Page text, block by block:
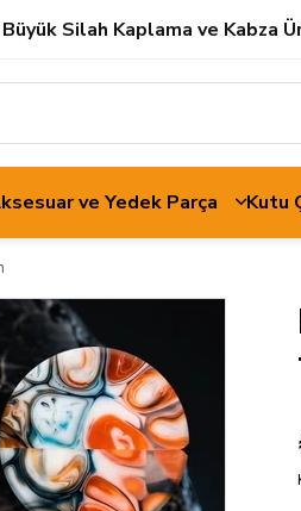
Silah Kaplama ve Kabza
ve Yedek Parça Kutu